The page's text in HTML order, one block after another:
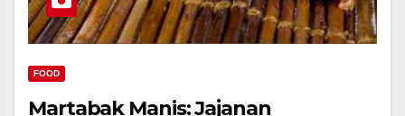
FOOD
Martabak Manis: Jajanan